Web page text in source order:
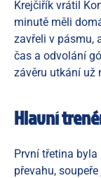
Krejčiřík vrátil
minutě měli
zavřeli v pásmu,
čas a odvolání
závěru utkání už
Hlavní
První třetina
převahu,